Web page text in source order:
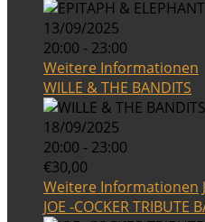
13/09/2025
20:00 - 23:00
Weitere Informationen
WILLE & THE BANDITS
18/09/2025
20:00 - 23:00
€30,00
Weitere Informationen
JOE -COCKER TRIBUTE